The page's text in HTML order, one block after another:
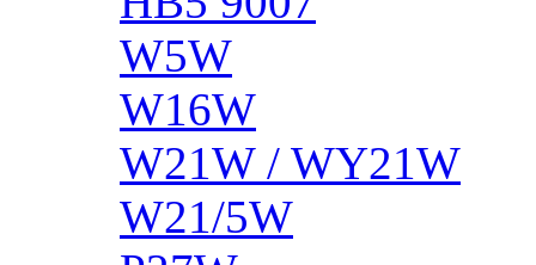
W5W
W16W
W21W / WY21W
W21/5W